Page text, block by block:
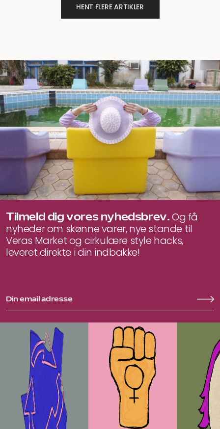
HENT FLERE ARTIKLER
Tilmeld dig vores nyhedsbrev.Og få
nyheder om skønne varer, nye stande til
Veras Market og cirkulære style hacks,
leveret direkte i din indbakke!